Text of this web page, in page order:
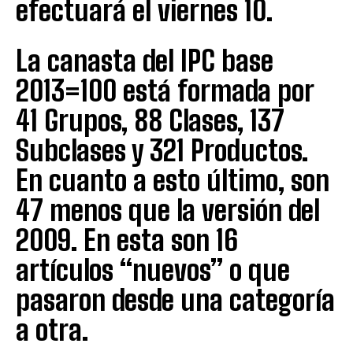
efectuará el viernes 10.
La canasta del IPC base
2013=100 está formada por
41 Grupos, 88 Clases, 137
Subclases y 321 Productos.
En cuanto a esto último, son
47 menos que la versión del
2009. En esta son 16
artículos “nuevos” o que
pasaron desde una categoría
a otra.